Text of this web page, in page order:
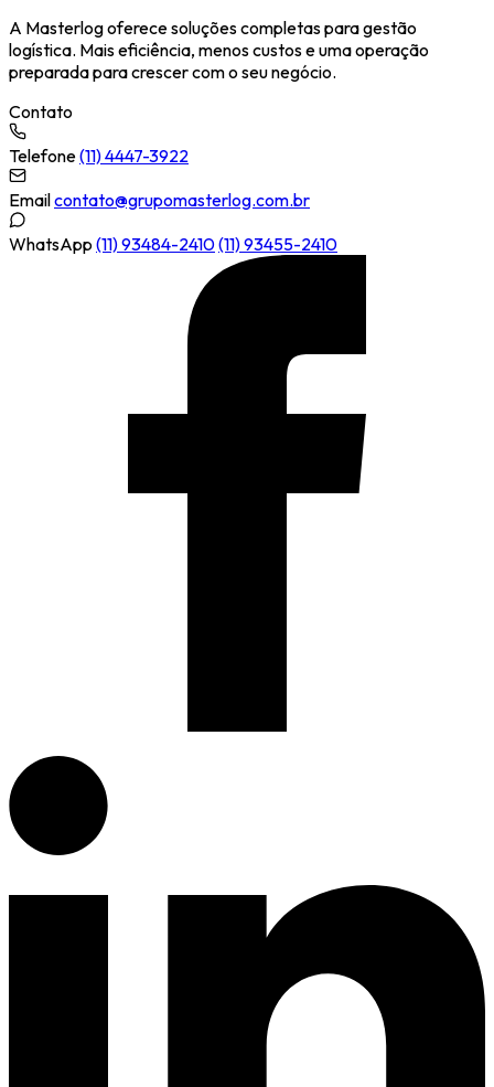
A Masterlog oferece soluções completas para gestão
logística. Mais eficiência, menos custos e uma operação
preparada para crescer com o seu negócio.
Contato
Telefone(11) 4447-3922
Emailcontato@grupomasterlog.com.br
WhatsApp (11) 93484-2410(11) 93455-2410